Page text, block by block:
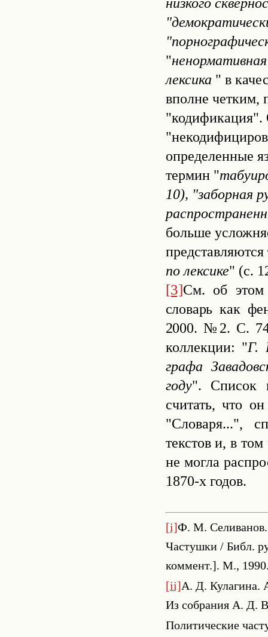
низкого
"ненормативная
лексика " в
вполне четким,
"кодификация".
определенные
термин "
10), "заборная
больше
по лексике" (с.
[3]См. об этом
словарь как
2000. №2. С.
коллекции: "Г.
графа
году". Список
считать, что
"Словаря...",
текстов и, в
не могла
1870-х годов.
[i]Ф. М. Селиванов.
Частушки / Библ.
коммент.]. М.,
[ii]А. Д. Кулагина.
Из собрания А. Д.
Политические